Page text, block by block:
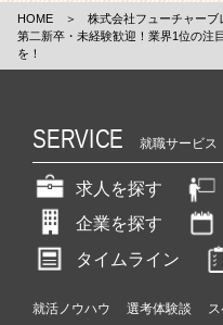
HOME ＞ 株式会社フューチャーブ
第二新卒・未経験歓迎！業界1位の注
を！
SERVICE 就職サービス
求人を探す
企業を探す
タイムライン
就活ノウハウ 選考体験談